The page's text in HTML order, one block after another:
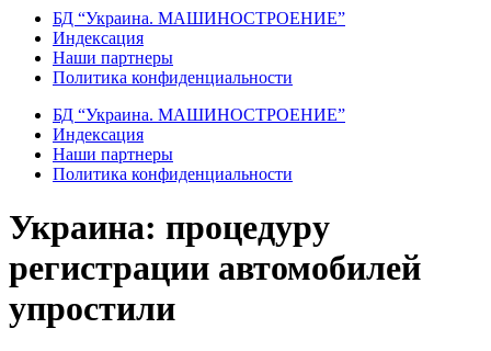
БД “Украина. МАШИНОСТРОЕНИЕ”
Индекcация
Наши партнеры
Политика конфиденциальности
БД “Украина. МАШИНОСТРОЕНИЕ”
Индекcация
Наши партнеры
Политика конфиденциальности
Украина: процедуру
регистрации автомобилей
упростили